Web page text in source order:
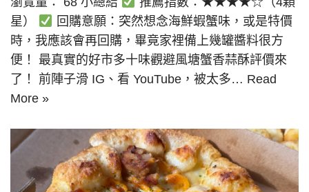
星）
回購意願：突然想念海鮮蝦蟹味，或是特價
時，我應該會再回購，畢竟家裡備上幾罐醬料很方
便！ 最真實的好市多十味觀避風塘蟹香蒜酥評價來
了！ 前陣子滑 IG、看 YouTube，被太多… Read
More »